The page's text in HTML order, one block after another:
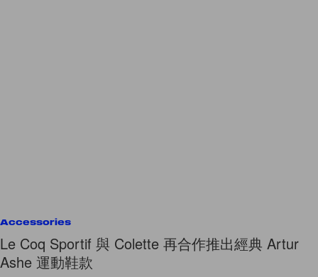
Accessories
Le Coq Sportif 與 Colette 再合作推出經典 Artur
Ashe 運動鞋款